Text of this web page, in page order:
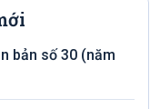
bản số 30 (năm